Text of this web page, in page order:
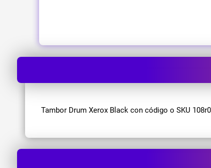
Tambor Drum Xerox Black con código o SKU